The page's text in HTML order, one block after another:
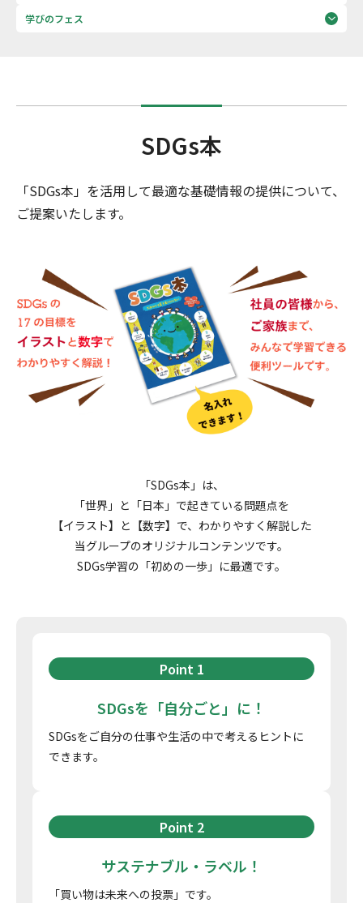
学びのフェス
SDGs本
「SDGs本」を活用して最適な基礎情報の提供について、
ご提案いたします。
「SDGs本」は、
「世界」と「日本」で起きている問題点を
【イラスト】と【数字】で、 わかりやすく解説した
当グループのオリジナルコンテンツです。
SDGs学習の「初めの一歩」に最適です。
Point 1
SDGsを「自分ごと」に！
SDGsをご自分の仕事や生活の中で考えるヒントに
できます。
Point 2
サステナブル・ラベル！
「買い物は未来への投票」です。